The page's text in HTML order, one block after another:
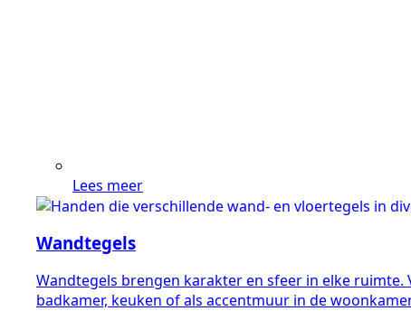
Lees meer
Wandtegels
Wandtegels brengen karakter en sfeer in elke
badkamer, keuken of als accentmuur in de